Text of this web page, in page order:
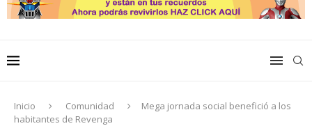
Inicio Comunidad
Mega jornada social benefició a los
habitantes de Revenga